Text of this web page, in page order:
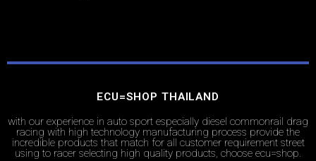
ECU=SHOP THAILAND
with our experience in auto sport especially diesel commonrail drag
racing with high technology manufacturing process provide the
incredible products that match for all customer requirement street
using to racer selecting high quality products, choose ecu=shop.